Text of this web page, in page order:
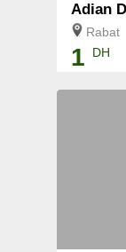
Adian
Rabat
1 DH